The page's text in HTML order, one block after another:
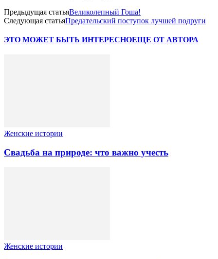
Предыдущая статьяВеликолепный Гоша!
Следующая статьяПредательский поступок лучшей подруги
ЭТО МОЖЕТ БЫТЬ ИНТЕРЕСНОЕЩЕ ОТ АВТОРА
Женские истории
Свадьба на природе: что важно учесть
Женские истории